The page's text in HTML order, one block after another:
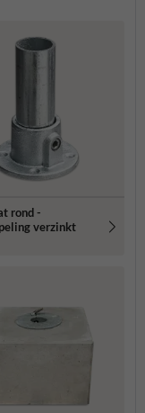
rond -
verzinkt